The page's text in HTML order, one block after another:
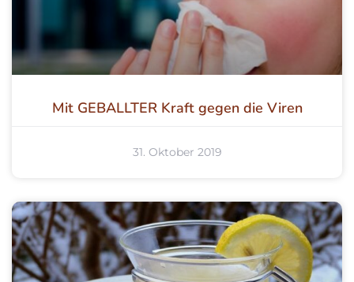
Mit GEBALLTER Kraft gegen die Viren
31. Oktober 2019